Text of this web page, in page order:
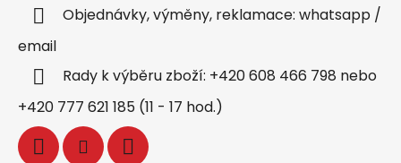
Objednávky, výměny, reklamace: whatsapp /
email
Rady k výběru zboží: +420 608 466 798 nebo
+420 777 621 185 (11 - 17 hod.)